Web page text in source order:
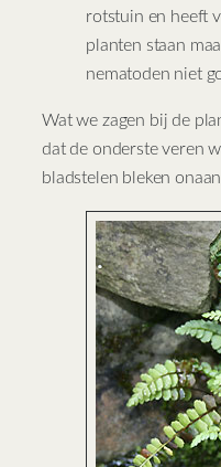
rotstuin en heeft
planten staan
nematoden niet
Wat we zagen bij de
dat de onderste veren
bladstelen bleken